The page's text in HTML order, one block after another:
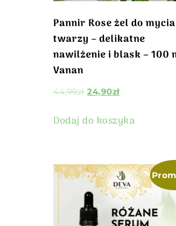
Pannir Rose żel do mycia
twarzy – delikatne
nawilżenie i blask – 100
Vanan
44,99zł 24,90zł
Dodaj do koszyka